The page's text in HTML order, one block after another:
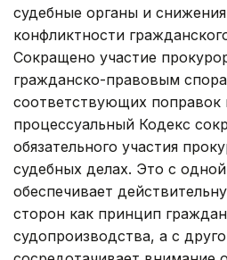
судебные органы и
конфликтности
Сокращено участие
гражданско-правовым
соответствующих поправок
процессуальный Кодекс
обязательного участия
судебных делах. Это с
обеспечивает
сторон как принцип
судопроизводства, а с